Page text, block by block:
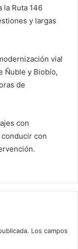
la Ruta 146
y largas
vial
Ñuble y Biobío,
de
con
con
Los campos